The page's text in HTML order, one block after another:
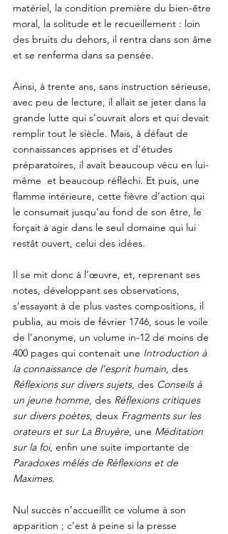
matériel, la condition première du bien-être
moral, la solitude et le recueillement : loin
des bruits du dehors, il rentra dans son âme
et se renferma dans sa pensée.
Ainsi, à trente ans, sans instruction sérieuse,
avec peu de lecture, il allait se jeter dans la
grande lutte qui s’ouvrait alors et qui devait
remplir tout le siècle. Mais, à défaut de
connaissances apprises et d’études
préparatoires, il avait beaucoup vécu en lui-
même  et beaucoup réfléchi. Et puis, une
flamme intérieure, cette fièvre d’action qui
le consumait jusqu’au fond de son être, le
forçait à agir dans le seul domaine qui lui
restât ouvert, celui des idées.
Il se mit donc à l’œuvre, et, reprenant ses
notes, développant ses observations,
s’essayant à de plus vastes compositions, il
publia, au mois de février 1746, sous le voile
de l’anonyme, un volume in-12 de moins de
400 pages qui contenait une Introduction à
la connaissance de l’esprit humain, des
Réflexions sur divers sujets, des Conseils à
un jeune homme, des Réflexions critiques
sur divers poètes, deux Fragments sur les
orateurs et sur La Bruyère, une Méditation
sur la foi, enfin une suite importante de
Paradoxes mêlés de Réflexions et de
Maximes.
Nul succès n’accueillit ce volume à son
apparition ; c’est à peine si la presse